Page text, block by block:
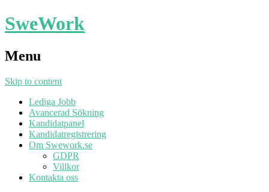
SweWork
Menu
Skip to content
Lediga Jobb
Avancerad Sökning
Kandidatpanel
Kandidatregistrering
Om Swework.se
GDPR
Villkor
Kontakta oss